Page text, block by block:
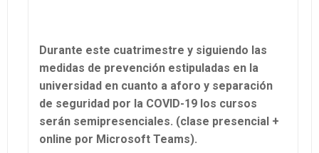
Durante este cuatrimestre y siguiendo las
medidas de prevención estipuladas en la
universidad en cuanto a aforo y separación
de seguridad por la COVID-19 los cursos
serán semipresenciales. (clase presencial +
online por Microsoft Teams).